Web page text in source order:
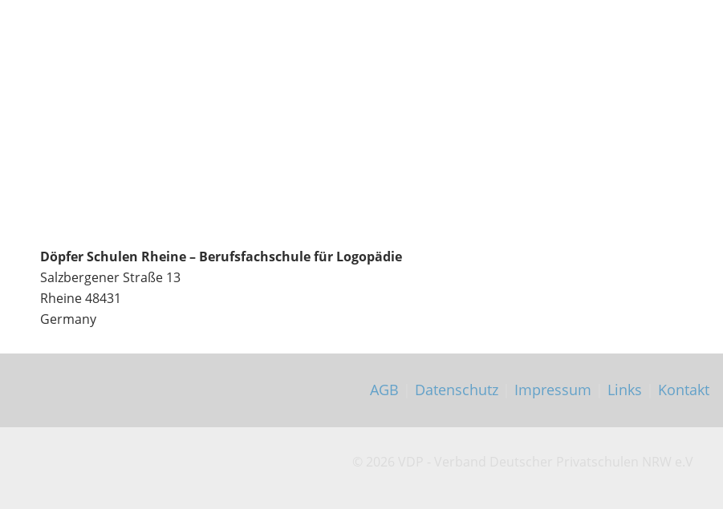
Döpfer Schulen Rheine – Berufsfachschule für Logopädie
Salzbergener Straße 13
Rheine48431
Germany
AGB Datenschutz Impressum Links Kontakt